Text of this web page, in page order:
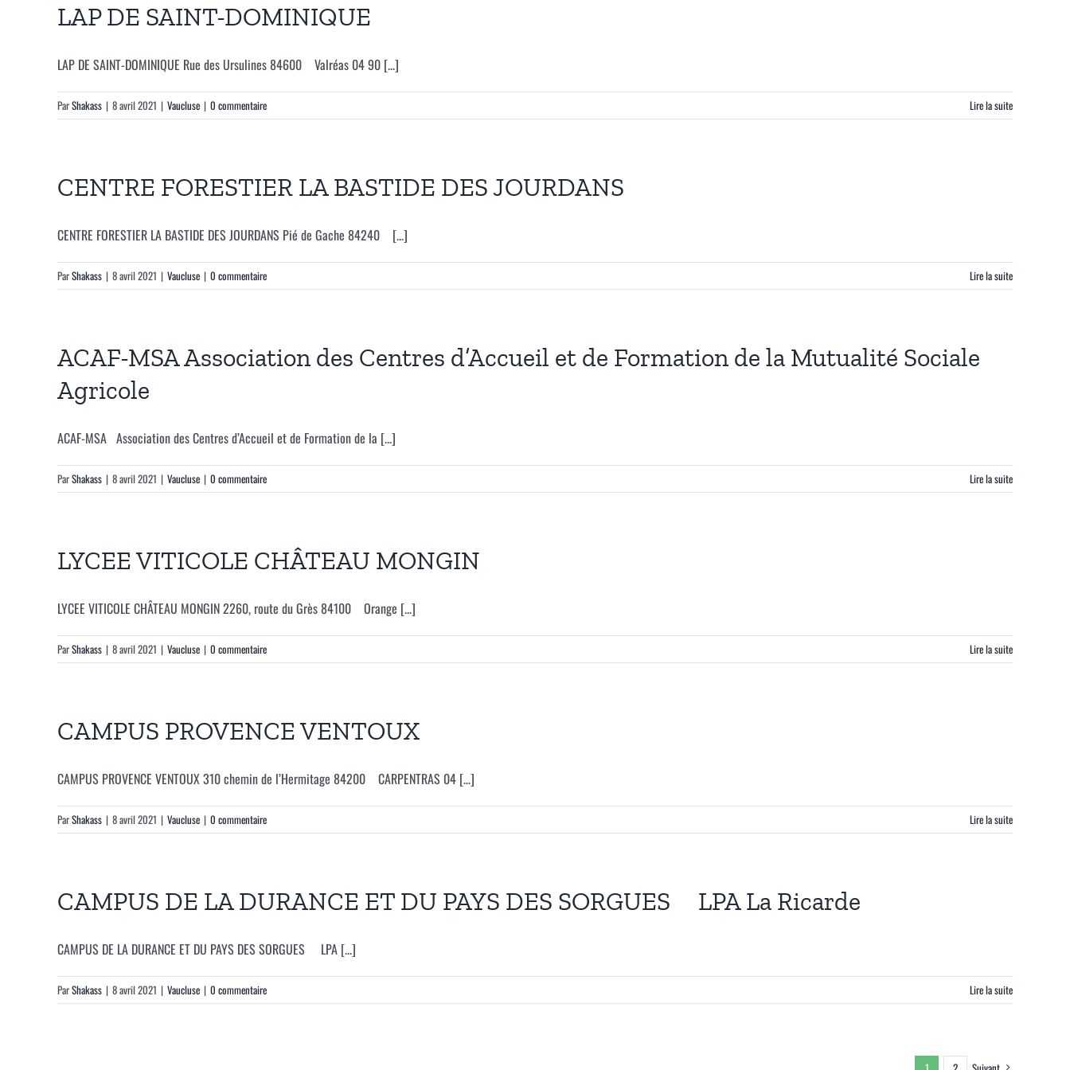
LAP DE SAINT-DOMINIQUE
LAP DE SAINT-DOMINIQUE Rue des Ursulines 84600 Valréas 04 90 [...]
ParShakass | 8 avril 2021 | Vaucluse | 0 commentaire Lire la suite
CENTRE FORESTIER LA BASTIDE DES JOURDANS
CENTRE FORESTIER LA BASTIDE DES JOURDANS Pié de Gache 84240 [...]
ParShakass | 8 avril 2021 | Vaucluse | 0 commentaire Lire la suite
ACAF-MSA Association des Centres d’Accueil et de Formation de la Mutualité Sociale
Agricole
ACAF-MSA Association des Centres d’Accueil et de Formation de la [...]
ParShakass | 8 avril 2021 | Vaucluse | 0 commentaire Lire la suite
LYCEE VITICOLE CHÂTEAU MONGIN
LYCEE VITICOLE CHÂTEAU MONGIN 2260, route du Grès 84100 Orange [...]
ParShakass | 8 avril 2021 | Vaucluse | 0 commentaire Lire la suite
CAMPUS PROVENCE VENTOUX
CAMPUS PROVENCE VENTOUX 310 chemin de l’Hermitage 84200 CARPENTRAS 04 [...]
ParShakass | 8 avril 2021 | Vaucluse | 0 commentaire Lire la suite
CAMPUS DE LA DURANCE ET DU PAYS DES SORGUES LPA La Ricarde
CAMPUS DE LA DURANCE ET DU PAYS DES SORGUES LPA [...]
ParShakass | 8 avril 2021 | Vaucluse | 0 commentaire Lire la suite